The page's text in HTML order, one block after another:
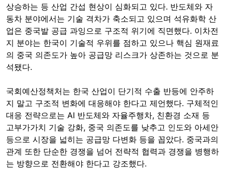
상승하는 등 산업 간섭 현상이 심화되고 있다. 반도체와 자
동차 분야에서는 기술 격차가 축소되고 있으며 석유화학 산
업은 중국발 공급 과잉으로 구조적 위기에 직면했다. 이차전
지 분야는 한국이 기술적 우위를 점하고 있으나 핵심 원재료
의 중국 의존도가 높아 공급망 리스크가 상존하는 것으로 분
석됐다.
국회예산정책처는 한국 산업이 단기적 수출 반등에 안주하
지 말고 구조적 변화에 대응해야 한다고 제언했다. 구체적인
대응 전략으로는 AI 반도체와 자율주행차, 친환경 소재 등
고부가가치 기술 강화, 중국 의존도를 낮추고 인도와 아세안
등으로 시장을 넓히는 공급망 다변화 등을 꼽았다. 중국과의
관계 또한 단순한 경쟁을 넘어 전략적 협력과 경쟁을 병행하
는 방향으로 전환해야 한다고 강조했다.